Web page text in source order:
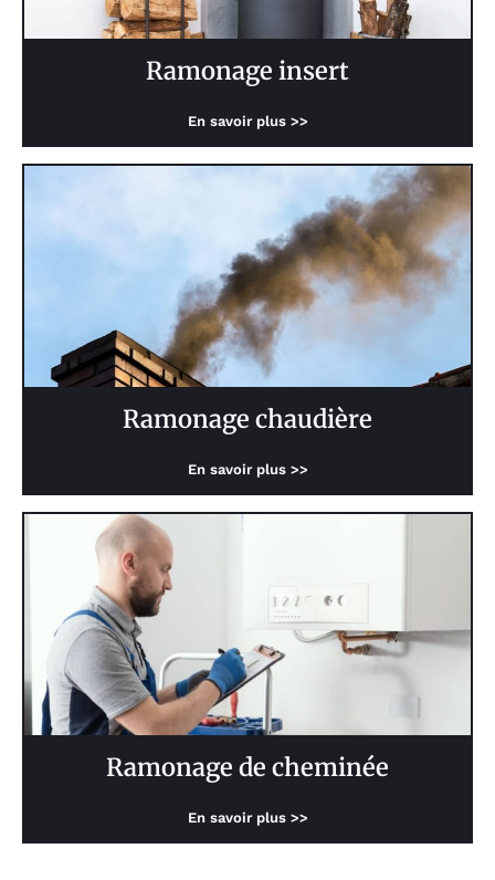
Ramonage insert
En savoir plus >>
Ramonage chaudière
En savoir plus >>
Ramonage de cheminée
En savoir plus >>